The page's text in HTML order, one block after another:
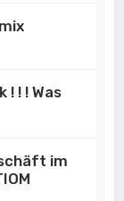
! ! Was
im